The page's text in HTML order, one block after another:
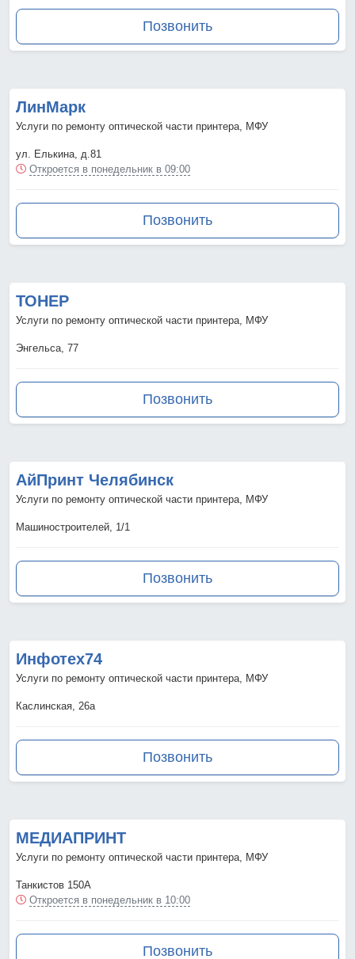
Позвонить
ЛинМарк
Услуги по ремонту оптической части принтера, МФУ
ул. Елькина, д.81
Откроется в понедельник в 09:00
Позвонить
ТОНЕР
Услуги по ремонту оптической части принтера, МФУ
Энгельса, 77
Позвонить
АйПринт Челябинск
Услуги по ремонту оптической части принтера, МФУ
Машиностроителей, 1/1
Позвонить
Инфотех74
Услуги по ремонту оптической части принтера, МФУ
Каслинская, 26а
Позвонить
МЕДИАПРИНТ
Услуги по ремонту оптической части принтера, МФУ
Танкистов 150А
Откроется в понедельник в 10:00
Позвонить